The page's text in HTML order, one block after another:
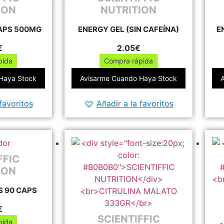
500MG
Stock
NUTRITION
ENERGY GEL (SIN CAFEÍNA)
2.05€
Compra rápida
Este
producto
múltiples
variantes.
Las
opciones
se
pueden
elegir
en
la
página
Avisarme Cuando Haya Stock
Añadir a la favoritos
90 CAPS
SCIENTIFFIC